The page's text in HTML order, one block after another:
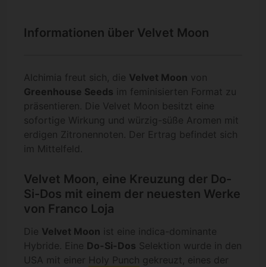
Informationen über Velvet Moon
Alchimia freut sich, die Velvet Moon von
Greenhouse Seeds im feminisierten Format zu
präsentieren. Die Velvet Moon besitzt eine
sofortige Wirkung und würzig-süße Aromen mit
erdigen Zitronennoten. Der Ertrag befindet sich
im Mittelfeld.
Velvet Moon, eine Kreuzung der Do-
Si-Dos mit einem der neuesten Werke
von Franco Loja
Die Velvet Moon ist eine indica-dominante
Hybride. Eine Do-Si-Dos Selektion wurde in den
USA mit einer Holy Punch gekreuzt, eines der